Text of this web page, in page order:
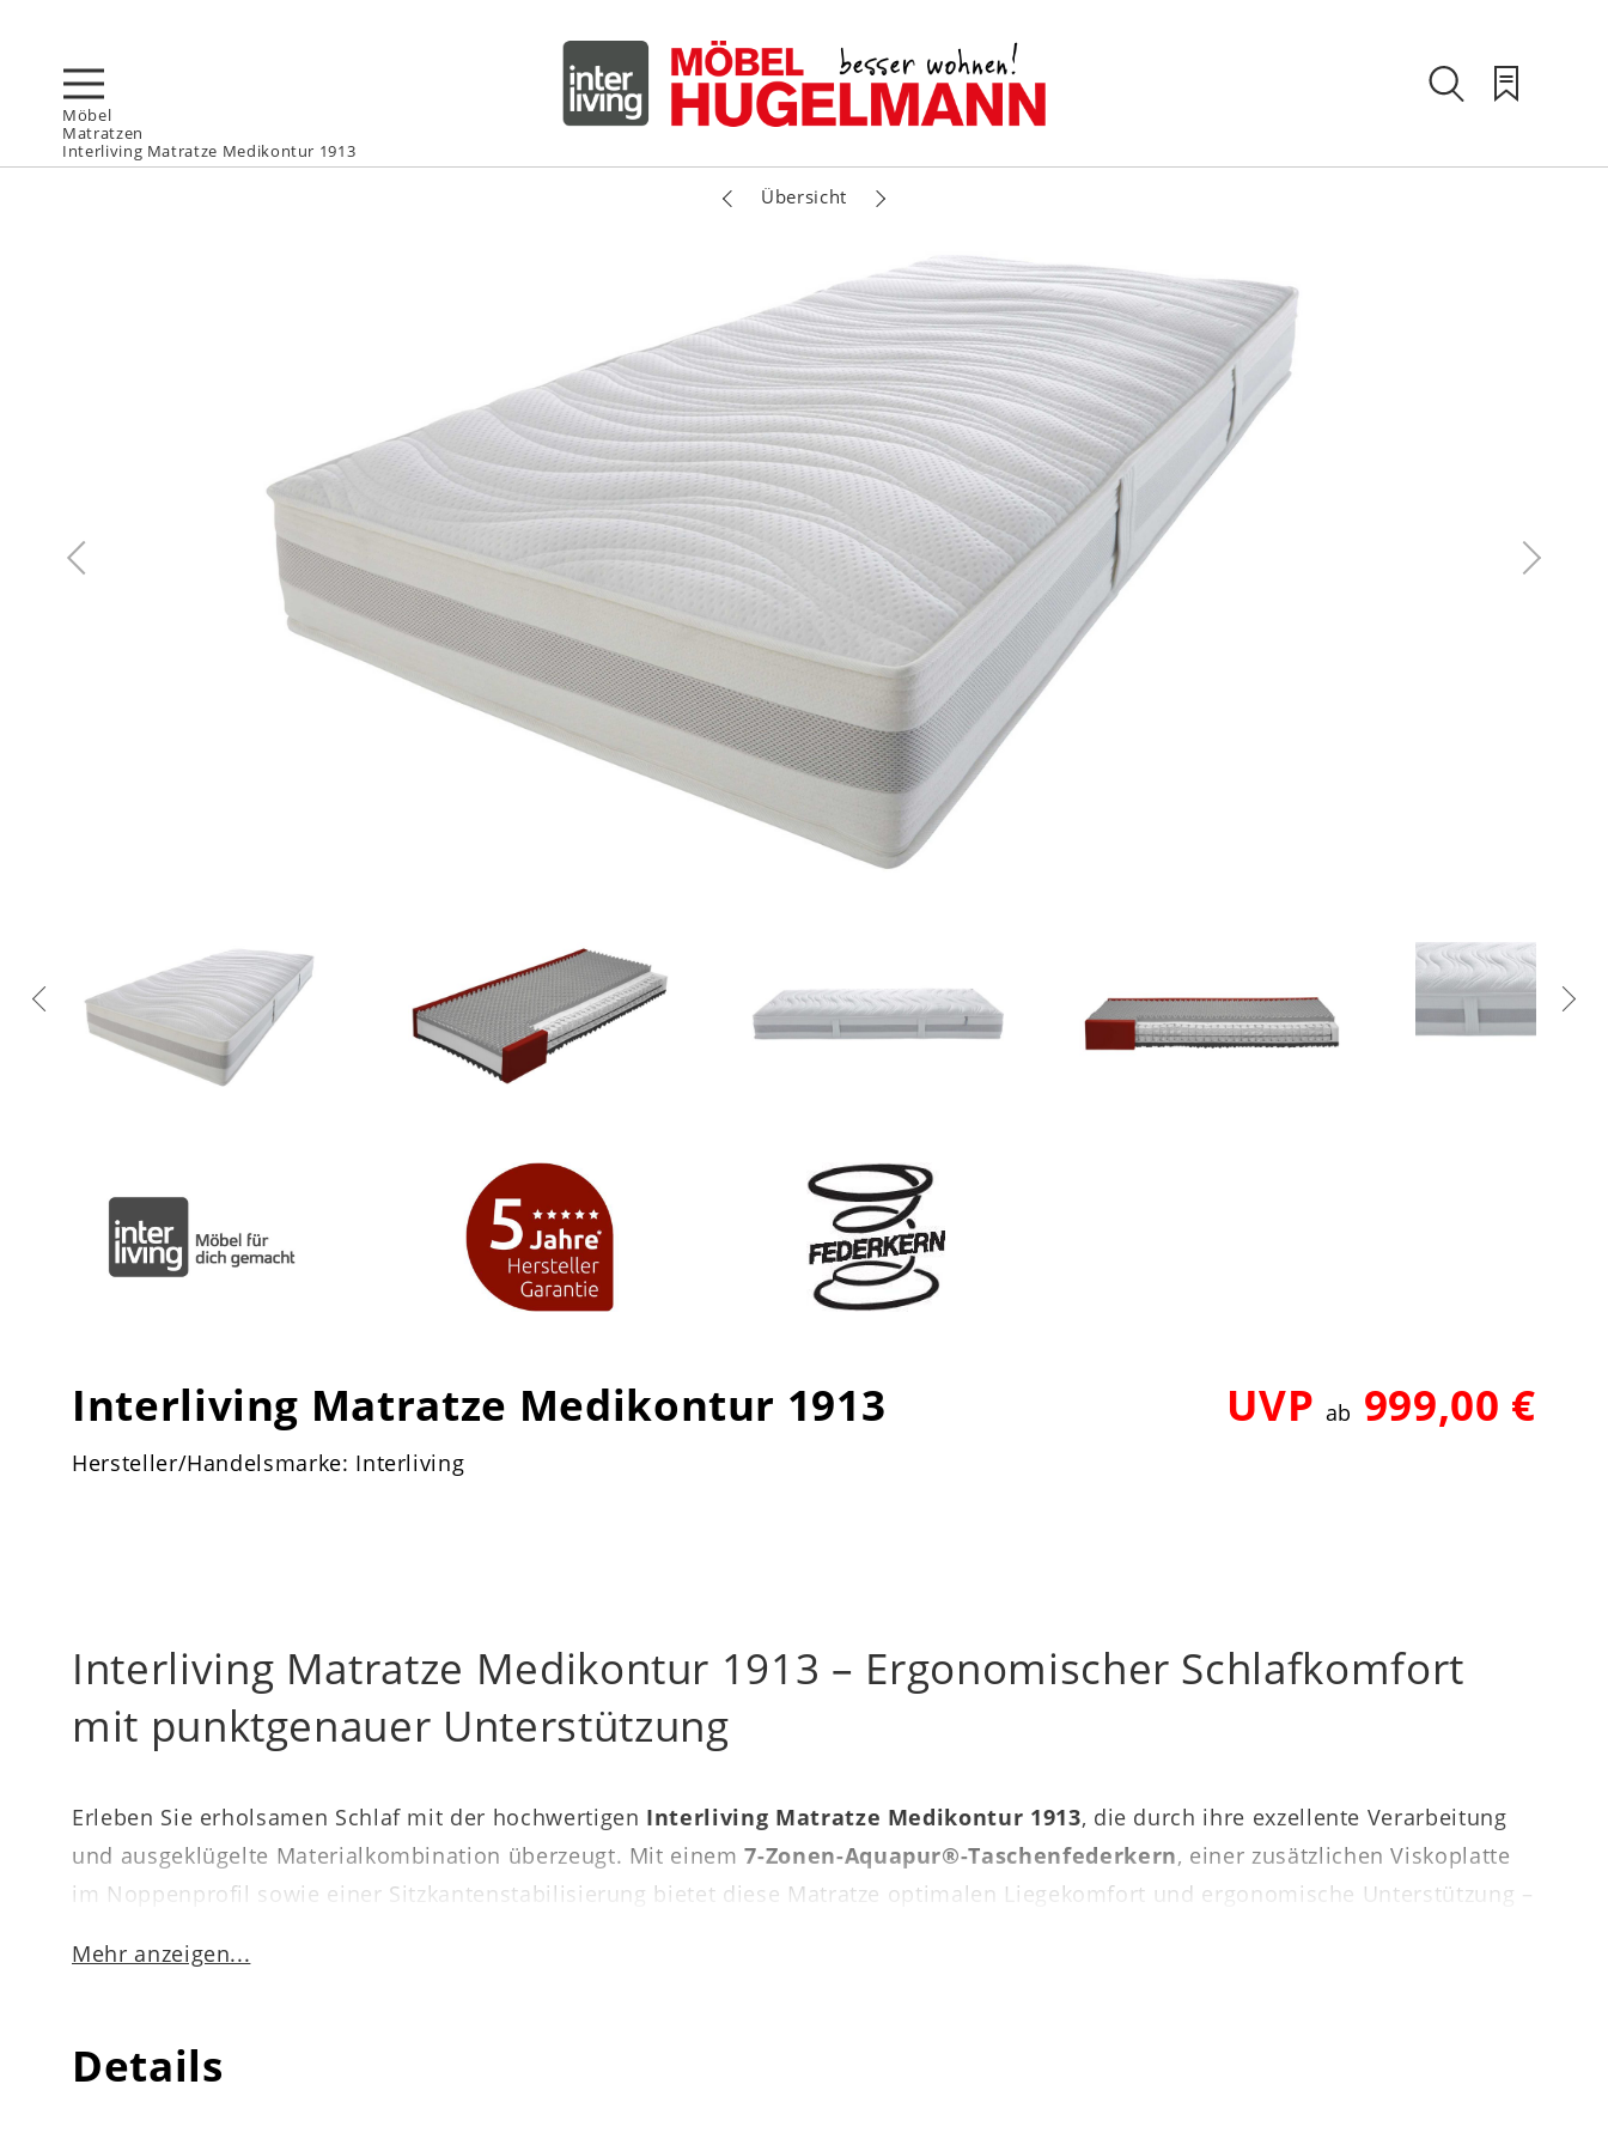
Möbel
Matratzen
Interliving Matratze Medikontur 1913
Übersicht
Interliving Matratze Medikontur 1913 UVP ab 999,00 €
Hersteller/Handelsmarke: Interliving
Interliving Matratze Medikontur 1913 – Ergonomischer Schlafkomfort
mit punktgenauer Unterstützung
Erleben Sie erholsamen Schlaf mit der hochwertigen Interliving Matratze Medikontur 1913, die durch ihre exzellente Verarbeitung
und ausgeklügelte Materialkombination überzeugt. Mit einem7-Zonen-Aquapur®-Taschenfederkern, einer zusätzlichen Viskoplatte
im Noppenprofil sowie einer Sitzkantenstabilisierung bietet diese Matratze optimalen Liegekomfort und ergonomische Unterstützung –
von ca. 22 cm.
Mehr anzeigen...
Details